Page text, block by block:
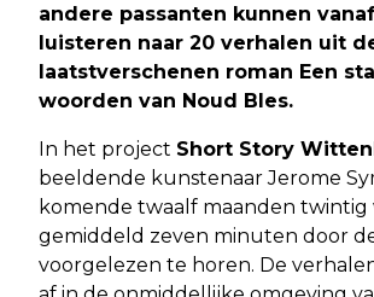
andere passanten kunnen
luisteren naar 20 verhalen uit
laatstverschenen roman Een
woorden van Noud Bles.
In het project Short Story
beeldende kunstenaar Jerome
komende twaalf maanden twintig
gemiddeld zeven minuten door
voorgelezen te horen. De